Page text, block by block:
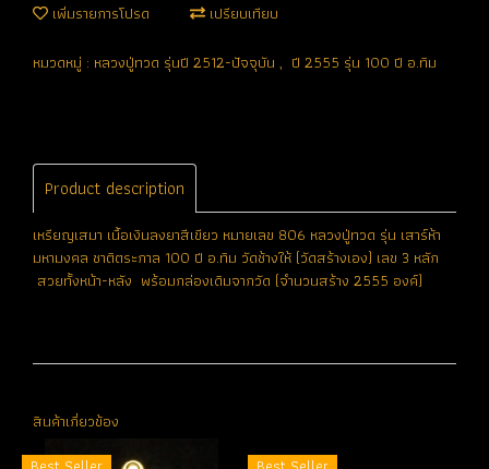
เพิ่มรายการโปรด เปรียบเทียบ
หมวดหมู่ : หลวงปู่ทวด รุ่นปี 2512-ปัจจุบัน , ปี 2555 รุ่น 100 ปี อ.ทิม
Product description
เหรียญเสมา เนื้อเงินลงยาสีเขียว หมายเลข 806 หลวงปู่ทวด รุ่น เสาร์ห้า
มหามงคล ชาติตระกาล 100 ปี อ.ทิม วัดช้างให้ (วัดสร้างเอง) เลข 3 หลัก
สวยทั้งหน้า-หลัง พร้อมกล่องเดิมจากวัด (จำนวนสร้าง 2555 องค์)
สินค้าเกี่ยวข้อง